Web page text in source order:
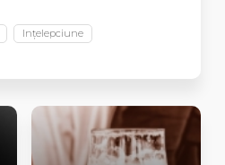
Ințelepciune